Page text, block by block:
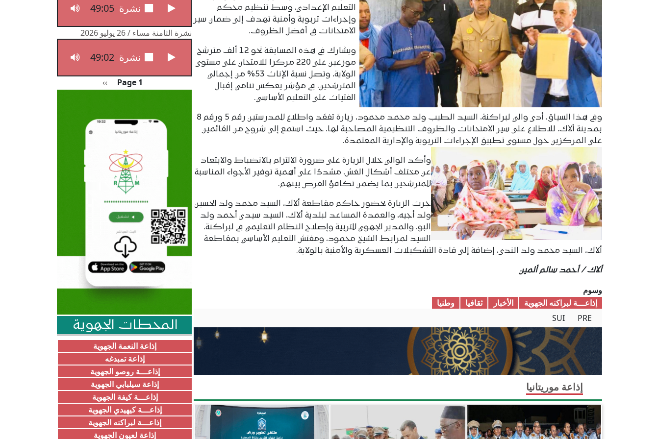
التعليم الإعدادي، وسط تنظيم محكم
وإجراءات تربوية وأمنية تهدف إلى ضمان سير
الامتحانات في أفضل الظروف.
ويشارك في هذه المسابقة نحو 12 ألف مترشح
موزعين على 220 مركزا للامتحان على مستوى
الولاية، وتصل نسبة الإناث 53% من إجمالي
المترشحين، في مؤشر يعكس تنامي إقبال
الفتيات على التعليم الأساسي.
وفي هذا السياق، أدى والي لبراكنة، السيد الطيب ولد محمد محمود، زيارة تفقد واطلاع للمدرستين رقم 5 ورقم 8
بمدينة ألاك، للاطلاع على سير الامتحانات والظروف التنظيمية المصاحبة لها، حيث استمع إلى شروح من القائمين
على المركزين حول مستوى تطبيق الإجراءات التربوية والإدارية المعتمدة.
وأكد الوالي خلال الزيارة على ضرورة الالتزام بالانضباط والابتعاد
عن مختلف أشكال الغش، مشددًا على أهمية توفير الأجواء المناسبة
للمترشحين بما يضمن تكافؤ الفرص بينهم.
جرت الزيارة بحضور حاكم مقاطعة ألاك، السيد محمد ولد الحسين
ولد أجيه، والعمدة المساعد لبلدية ألاك، السيد سيدي أحمد ولد
البو، والمدير الجهوي للتربية وإصلاح النظام التعليمي في لبراكنة،
السيد لمرابط الشيخ محمود، ومفتش التعليم الأساسي بمقاطعة
ألاك، السيد محمد ولد الندى، إضافة إلى قادة التشكيلات العسكرية والأمنية بالولاية.
ألاك / أحمد سالم ألمين
وسوم
إذاعـــة لبراكنه الجهوية
الأخبار ثقافیا
وطنیا
PRE
SUI
إذاعة موريتانيا
نشرة الثامنة مساء / 27 يوليو 2026
49:05
نشرة الثامنة مساء / 26 يوليو 2026
نشرة الثامنة مساء / 26 يوليو 2026
49:02
Pagination
Page 1 الصفحة التالية
››
المحطات الجهوية
إذاعة النعمة الجهوية
إذاعة تمبدغه
إذاعـــة روصو الجهوية
إذاعة سيلبابي الجهوية
إذاعـــة كيفة الجهوية
إذاعـــة كيهيدي الجهوية
إذاعـــة لبراكنه الجهوية
إذاعة لعيون الجهوية